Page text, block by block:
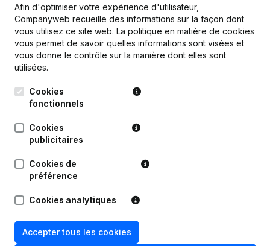
Publicationsde forum logia
Date Publication
Succursale, etc...)
Questions fréquemment posées
Quel est le numéro d'entreprise de forum logia?
Quel est l'identifiant PEPPOL de forum logia?
Afin d'optimiser votre expérience d'utilisateur,
Companyweb recueille des informations sur la façon dont
vous utilisez ce site web. La politique en matière de cookies
vous permet de savoir quelles informations sont visées et
vous donne le contrôle sur la manière dont elles sont
utilisées.
Cookies
fonctionnels
Cookies
publicitaires
Cookies de
préférence
Cookies analytiques
Accepter tous les cookies